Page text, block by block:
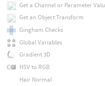
Get a Channel or Parameter
Get an Object Transform
Gingham Checks
Global Variables
Gradient 3D
HSV to RGB
Hair Normal